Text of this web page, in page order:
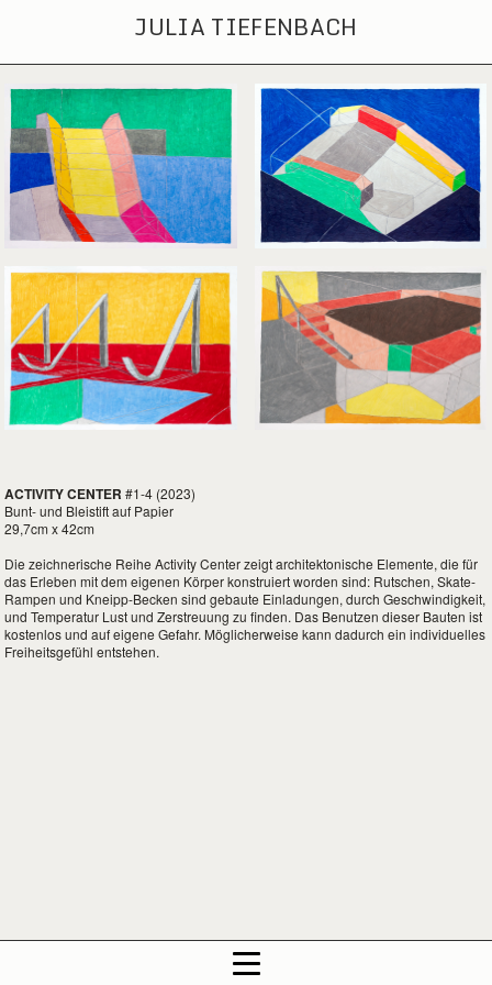
JULIA TIEFENBACH
ACTIVITY CENTER #1-4 (2023)
Bunt- und Bleistift auf Papier
29,7cm x 42cm
Die zeichnerische Reihe Activity Center zeigt architektonische Elemente, die für
das Erleben mit dem eigenen Körper konstruiert worden sind: Rutschen, Skate-
Rampen und Kneipp-Becken sind gebaute Einladungen, durch Geschwindigkeit,
und Temperatur Lust und Zerstreuung zu finden. Das Benutzen dieser Bauten ist
kostenlos und auf eigene Gefahr. Möglicherweise kann dadurch ein individuelles
Freiheitsgefühl entstehen.